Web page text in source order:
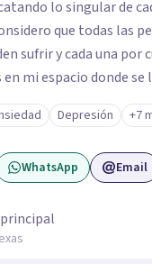
lo singular de
que todas las
sufrir y cada una por
mi espacio donde se
singulares de cada uno,
curso
psicoanálisis y
Depresión +7
WhatsApp Email